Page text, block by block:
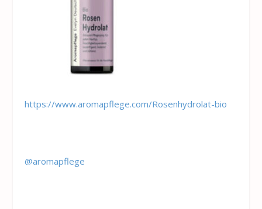
https://www.aromapflege.com/Rosenhydrolat-bio
@aromapflege